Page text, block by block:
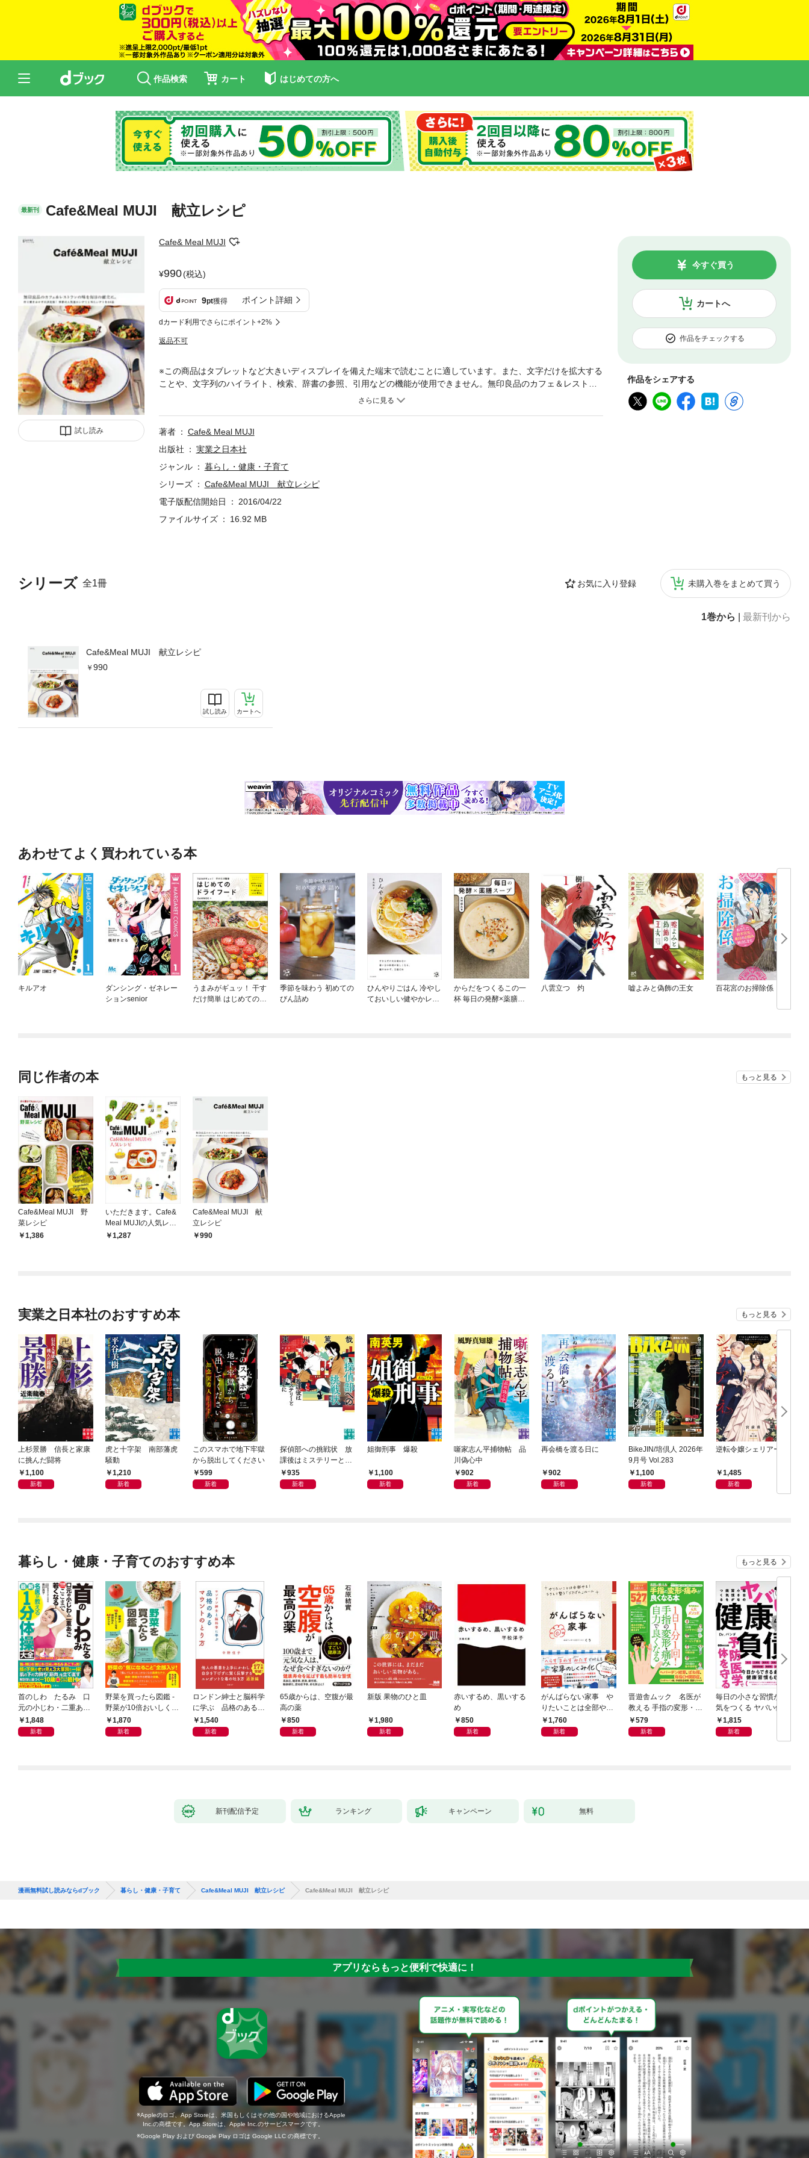
作品検索 カート はじめての方へ
最新刊 Cafe&Meal MUJI 献立レシピ
試し読み
Cafe& Meal MUJI
990(税込)
9pt獲得 ポイント詳細
dカード利用でさらにポイント+2%
返品不可
カートへ
今すぐ買う
作品をチェックする
作品をシェアする
シリーズ 全1冊 お気に入り登録 未購入巻をまとめて買う
1巻から 最新刊から
Cafe&Meal MUJI 献立レシピ
990
試し読み カートへ
※この商品はタブレットなど大きいディスプレイを備えた端末で読むことに適しています。また、文字だけを拡大する
ことや、文字列のハイライト、検索、辞書の参照、引用などの機能が使用できません。無印良品のカフェ＆レストラ
ン「Cafe＆Meal MUJI」の味を毎日の献立に。時間がたっても味がかわらない野菜たっぷりの料理が勢揃い。時間差
リ紹介や食材の産地、食器のことなど読み物も。 ※この商品は紙の書籍のページを画像にした電子書籍です。文字だ
けを拡大することはできませんので、予めご了承ください。
著者
Cafe& Meal MUJI
出版社
実業之日本社
ジャンル
暮らし・健康・子育て
シリーズ
Cafe&Meal MUJI 献立レシピ
電子版配信開始日
2016/04/22
ファイルサイズ
16.92 MB
あわせてよく買われている本
キルアオ
ダンシング・ゼネレー
ションsenior
うまみがギュッ！ 干す
だけ簡単 はじめてのド
季節を味わう 初めての
びん詰め
ひんやりごはん 冷やし
ておいしい健やかレシ
からだをつくるこの一
杯 毎日の発酵×薬膳ス
八雲立つ 灼 嘘よみと偽飾の王女 百花宮のお掃除係
同じ作者の本 もっと見る
Cafe&Meal MUJI 野
菜レシピ
1,386
いただきます。Cafe&
Meal MUJIの人気レシ
ピ1,287
Cafe&Meal MUJI 献
立レシピ
990
実業之日本社のおすすめ本 もっと見る
上杉景勝 信長と家康
に挑んだ闘将
1,100
新着
虎と十字架 南部藩虎
騒動
1,210
新着
このスマホで地下牢獄
から脱出してください
599
新着
探偵部への挑戦状 放
課後はミステリーとと
もに 新装版
935
新着
姐御刑事 爆殺
1,100
新着
噺家志ん平捕物帖 品
川偽心中
902
新着
再会橋を渡る日に
902
新着
BikeJIN/培倶人 2026年
9月号 Vol.283
1,100
新着
逆転令嬢シェリアーネ
1,485
新着
暮らし・健康・子育てのおすすめ本 もっと見る
首のしわ たるみ 口
元の小じわ・二重あ
ご 何歳からでもここ
まで若くなる！ 名医
1,848
新着
野菜を買ったら図鑑 -
野菜が10倍おいしくな
る保存法と64のレシピ
-
1,870
新着
ロンドン紳士と脳科学
に学ぶ 品格のあるマ
ウントのとり方
1,540
新着
65歳からは、空腹が最
高の薬
850
新着
新版 果物のひと皿
1,980
新着
赤いするめ、黒いする
め
850
新着
がんばらない家事 や
りたいことは全部や
る！ラクして整う「ご
きげん」ルール
1,760
新着
晋遊舎ムック 名医が
教える 手指の変形・痛
みが良くなる本
579
新着
毎日の小さな習慣が病
気をつくる ヤバい健康
負債1,815
新着
新刊配信予定 ランキング キャンペーン 無料
漫画無料試し読みならdブック 暮らし・健康・子育て Cafe&Meal MUJI 献立レシピ Cafe&Meal MUJI 献立レシピ
アプリならもっと便利で快適に！
Appleのロゴ、App Storeは、米国もしくはその他の国や地域におけるApple
Inc.の商標です。App Storeは、Apple Inc.のサービスマークです。
Google Play および Google Play ロゴは Google LLC の商標です。